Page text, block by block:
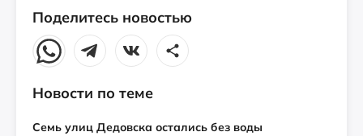
Поделитесь новостью
Новости по теме
Семь улиц Дедовска остались без воды